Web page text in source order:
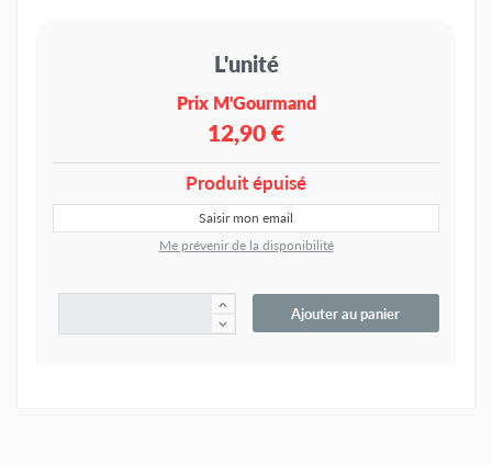
L'unité
Prix M'Gourmand
12,90 €
Produit épuisé
Me prévenir de la disponibilité
Ajouter au panier